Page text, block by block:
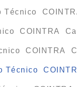
Técnico
COINTRA
COINTRA
Técnico